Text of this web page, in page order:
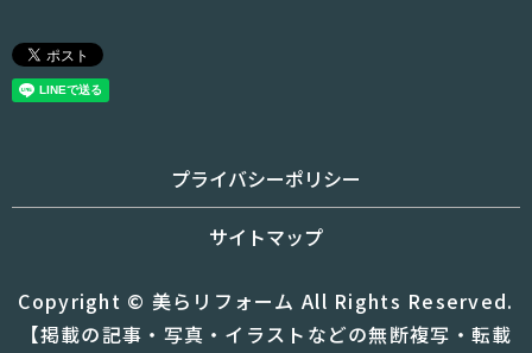
プライバシーポリシー
サイトマップ
Copyright © 美らリフォーム All Rights Reserved.
【掲載の記事・写真・イラストなどの無断複写・転載